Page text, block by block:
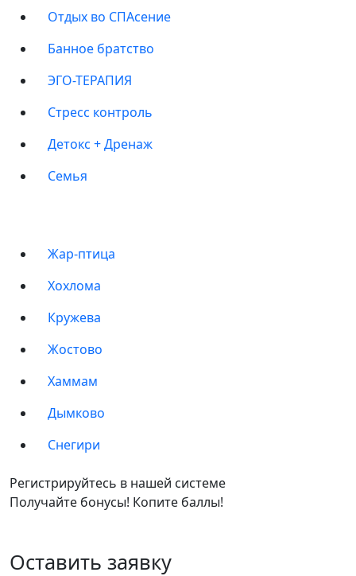
Отдых во СПАсение
Банное братство
ЭГО-ТЕРАПИЯ
Стресс контроль
Детокс + Дренаж
Семья
Жар-птица
Хохлома
Кружева
Жостово
Хаммам
Дымково
Снегири
Регистрируйтесь в нашей системе
Получайте бонусы! Копите баллы!
Оставить заявку